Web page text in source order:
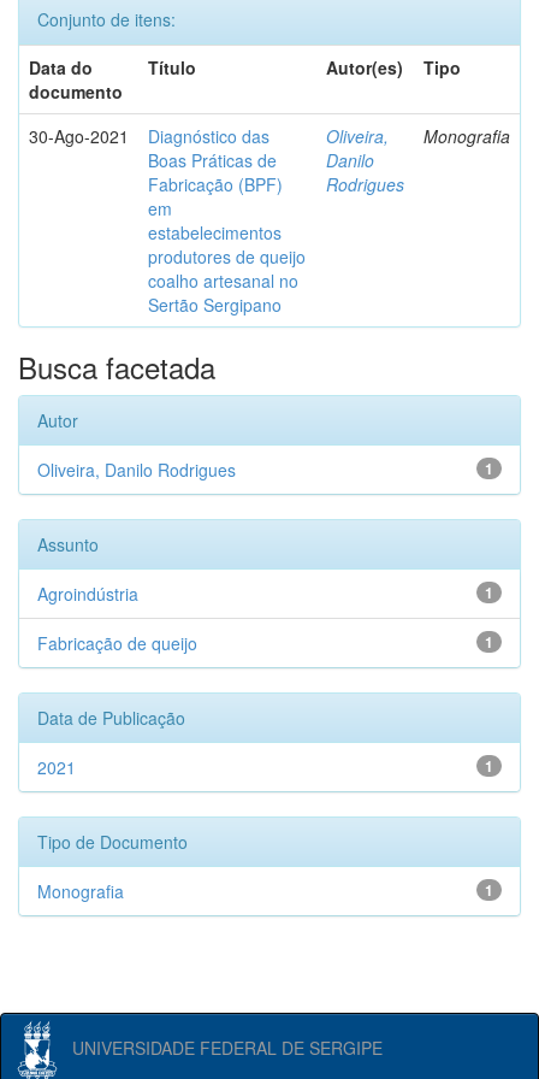
Conjunto de itens:
Data do
documento
Título Autor(es) Tipo
30-Ago-2021
Diagnóstico das
Boas Práticas de
Fabricação (BPF)
em
estabelecimentos
produtores de queijo
coalho artesanal no
Sertão Sergipano
Oliveira,
Danilo
Rodrigues
Monografia
Busca facetada
Autor
1
Oliveira, Danilo Rodrigues
Assunto
1
Agroindústria
1
Fabricação de queijo
Data de Publicação
1
2021
Tipo de Documento
1
Monografia
UNIVERSIDADE FEDERAL DE SERGIPE